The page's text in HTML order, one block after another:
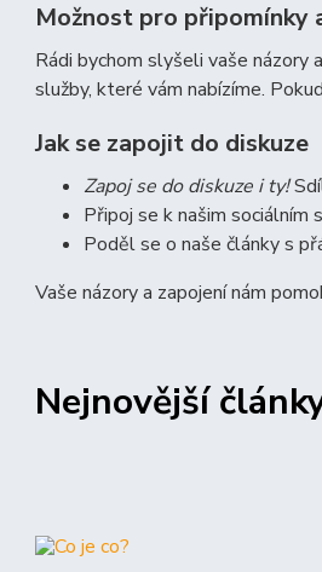
Možnost pro připomínky
Rádi bychom slyšeli vaše názory
služby, které vám nabízíme.
Jak se zapojit do diskuze
Zapoj se do diskuze i ty!
Připoj se k našim sociálním
Poděl se o naše články s
Vaše názory a zapojení nám
Nejnovější